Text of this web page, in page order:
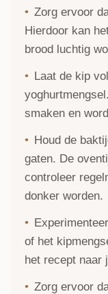
Zorg ervoor
Hierdoor kan
brood luchtig
Laat de kip
smaken en
Houd de
gaten. De
controleer
donker worden.
of het
het recept naar
Zorg ervoor